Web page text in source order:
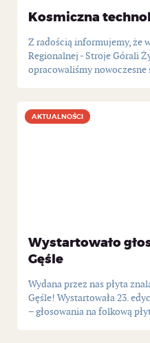
Kosmiczna
Z radością informujemy, że
Regionalnej - Stroje Górali
opracowaliśmy nowoczesne
Wystartowało
Gęśle
AKTUALNOŚCI
Wydana przez nas płyta
Gęśle! Wystartowała 23.
– głosowania na folkową
AKTUALNOŚCI